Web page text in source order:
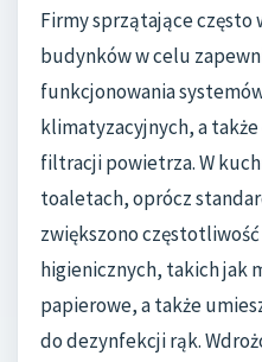
Firmy sprzątające często
budynków w celu
funkcjonowania
klimatyzacyjnych, a
filtracji powietrza. W
toaletach, oprócz
zwiększono
higienicznych, takich jak
papierowe, a także
do dezynfekcji rąk.